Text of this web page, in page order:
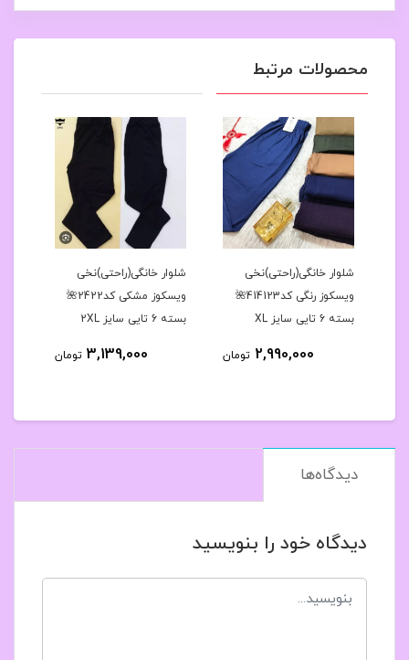
محصولات مرتبط
شلوار خانگی(راحتی)نخی
ویسکوز رنگی کد414123🌺
بسته 6 تایی سایز XL
2,990,000 تومان
شلوار خانگی(راحتی)نخی
ویسکوز مشکی کد2422🌺
بسته 6 تایی سایز 2XL
3,139,000 تومان
دیدگاه‌ها
دیدگاه خود را بنویسید